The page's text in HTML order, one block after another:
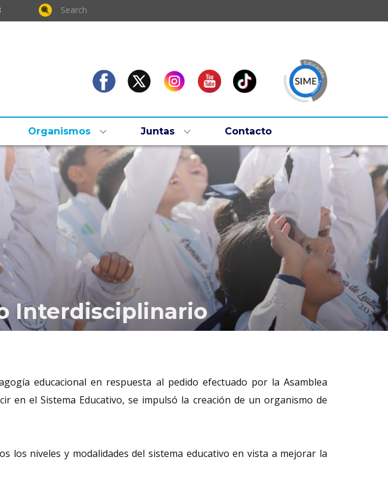
Organismos Juntas Contacto
Interdisciplinario
educacional en respuesta al pedido efectuado por la Asamblea
en el Sistema Educativo, se impulsó la creación de un organismo de
los niveles y modalidades del sistema educativo en vista a mejorar la